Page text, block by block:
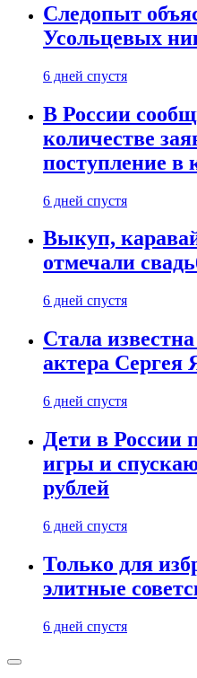
Следопыт
Усольцевых
6 дней спустя
В России
количестве
поступление в
6 дней спустя
Выкуп,
отмечали
6 дней спустя
Стала
актера Сергея
6 дней спустя
Дети в России
игры и
рублей
6 дней спустя
Только для
элитные
6 дней спустя